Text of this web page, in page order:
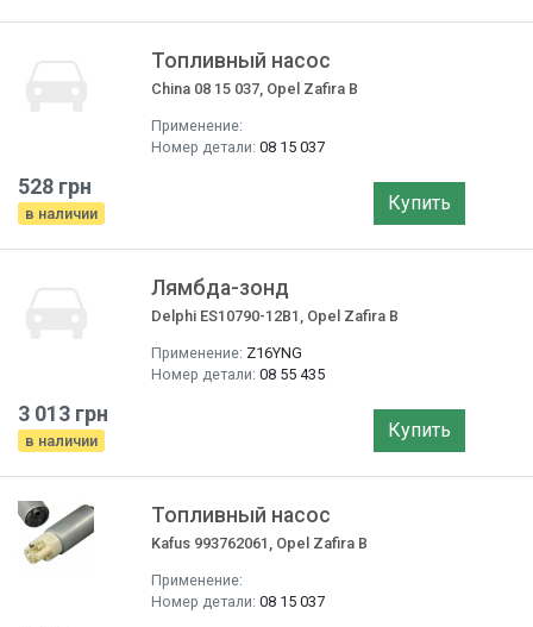
Топливный насос
China 08 15 037, Opel Zafira B
Применение:
Номер детали: 08 15 037
528 грн
в наличии Купить
Лямбда-зонд
Delphi ES10790-12B1, Opel Zafira B
Применение: Z16YNG
Номер детали: 08 55 435
3 013 грн
в наличии Купить
Топливный насос
Kafus 993762061, Opel Zafira B
Применение:
Номер детали: 08 15 037